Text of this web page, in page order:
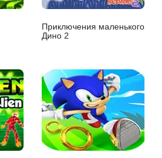
Приключения маленького
Дино 2